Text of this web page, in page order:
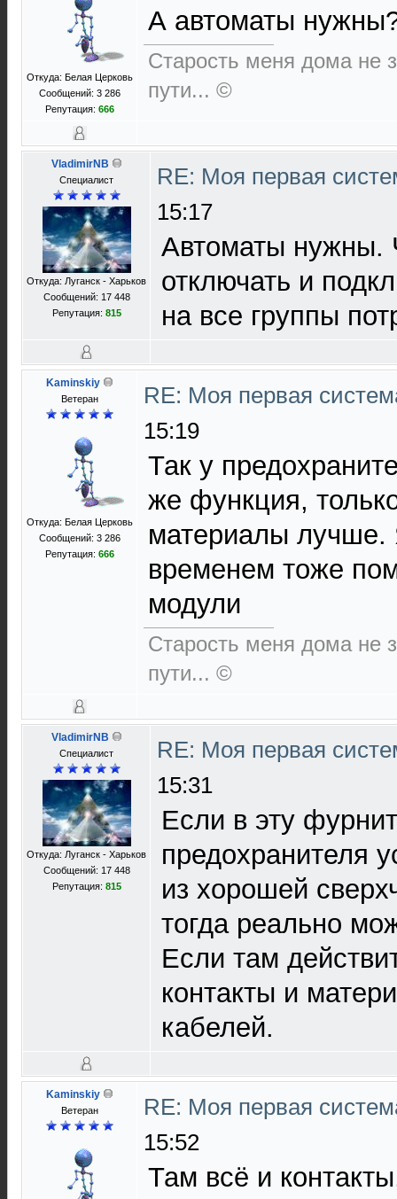
Откуда: Белая Церковь
Сообщений: 3 286
Репутация: 666
А автоматы
Старость меня дома не
пути... ©
VladimirNB
Специалист
Откуда: Луганск - Харьков
Сообщений: 17 448
Репутация: 815
RE: Моя первая
15:17
Автоматы
отключать и
на все группы
Kaminskiy
Ветеран
Откуда: Белая Церковь
Сообщений: 3 286
Репутация: 666
RE: Моя первая
15:19
Так у
же функция,
материалы лучше.
временем тоже
модули
Старость меня дома не
пути... ©
VladimirNB
Специалист
Откуда: Луганск - Харьков
Сообщений: 17 448
Репутация: 815
RE: Моя первая
15:31
Если в эту
предохранителя
из хорошей
тогда реально
Если там
контакты и
кабелей.
Kaminskiy
Ветеран
RE: Моя первая
15:52
Там всё и